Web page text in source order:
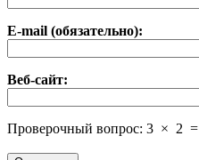
E-mail (обязательно):
Веб-сайт:
Проверочный вопрос: 3 × 2 =